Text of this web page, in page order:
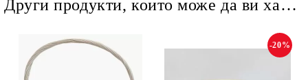
Други продукти, които може да ви харесат
-20%